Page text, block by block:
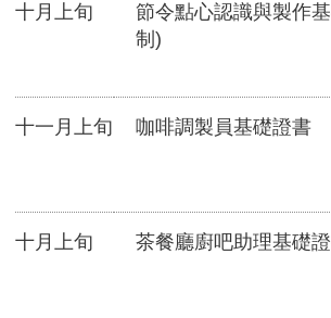
十月上旬
節令點心認識與製作
制)
十一月上旬 咖啡調製員基礎證書
十月上旬 茶餐廳廚吧助理基礎